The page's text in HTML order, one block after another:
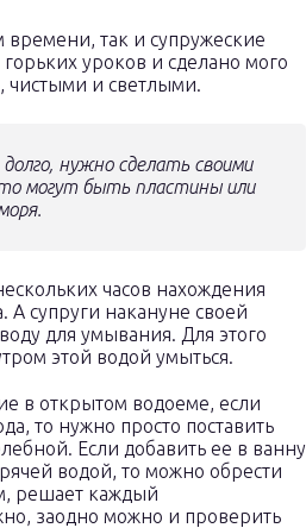
времени, так и супружеские
уроков и сделано мого
чистыми и светлыми.
нужно сделать своими
могут быть пластины или
часов нахождения
А супруги накануне своей
для умывания. Для этого
этой водой умыться.
в открытом водоеме, если
то нужно просто поставить
Если добавить ее в ванну
водой, то можно обрести
решает каждый
заодно можно и проверить